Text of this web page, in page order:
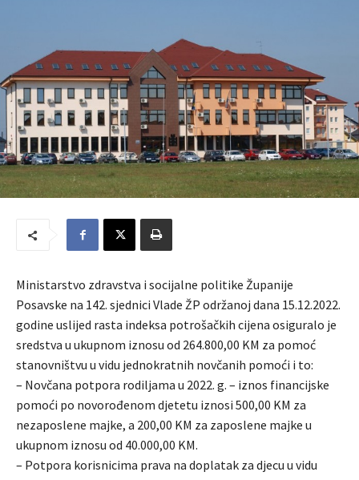
Ministarstvo zdravstva i socijalne politike Županije
Posavske na 142. sjednici Vlade ŽP održanoj dana 15.12.2022.
godine uslijed rasta indeksa potrošačkih cijena osiguralo je
sredstva u ukupnom iznosu od 264.800,00 KM za pomoć
stanovništvu u vidu jednokratnih novčanih pomoći i to:
– Novčana potpora rodiljama u 2022. g. – iznos financijske
pomoći po novorođenom djetetu iznosi 500,00 KM za
nezaposlene majke, a 200,00 KM za zaposlene majke u
ukupnom iznosu od 40.000,00 KM.
– Potpora korisnicima prava na doplatak za djecu u vidu